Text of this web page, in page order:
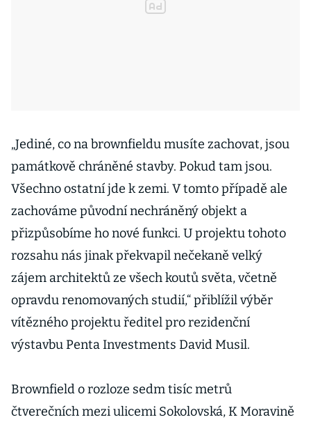
„Jediné, co na brownfieldu musíte zachovat, jsou
památkově chráněné stavby. Pokud tam jsou.
Všechno ostatní jde k zemi. V tomto případě ale
zachováme původní nechráněný objekt a
přizpůsobíme ho nové funkci. U projektu tohoto
rozsahu nás jinak překvapil nečekaně velký
zájem architektů ze všech koutů světa, včetně
opravdu renomovaných studií,“ přiblížil výběr
vítězného projektu ředitel pro rezidenční
výstavbu Penta Investments David Musil.
Brownfield o rozloze sedm tisíc metrů
čtverečních mezi ulicemi Sokolovská, K Moravině